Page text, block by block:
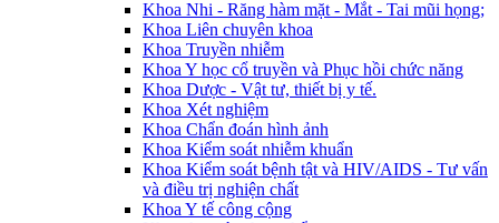
Khoa Nhi - Răng hàm mặt - Mắt - Tai mũi họng;
Khoa Liên chuyên khoa
Khoa Truyền nhiễm
Khoa Y học cổ truyền và Phục hồi chức năng
Khoa Dược - Vật tư, thiết bị y tế.
Khoa Xét nghiệm
Khoa Chẩn đoán hình ảnh
Khoa Kiểm soát nhiễm khuẩn
Khoa Kiểm soát bệnh tật và HIV/AIDS - Tư vấn
và điều trị nghiện chất
Khoa Y tế công cộng